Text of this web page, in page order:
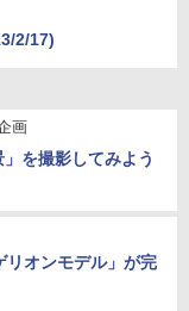
2/17)
画
を撮影してみよう
リオンモデル」が完